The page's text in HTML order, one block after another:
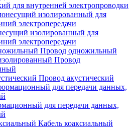
для внутренней электропроводки
изолированный для
электропередачи
Провод одножильный
Провод
Провод акустический
для передачи данных,
Кабель коаксиальный